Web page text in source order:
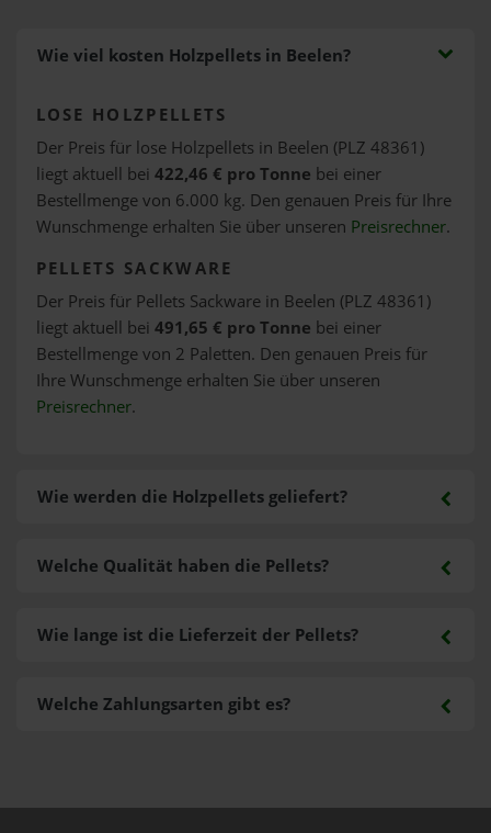
Wie viel kosten Holzpellets in Beelen?
LOSE HOLZPELLETS
Der Preis für lose Holzpellets in Beelen (PLZ 48361)
liegt aktuell bei 422,46 € pro Tonne bei einer
Bestellmenge von 6.000 kg. Den genauen Preis für Ihre
Wunschmenge erhalten Sie über unseren Preisrechner.
PELLETS SACKWARE
Der Preis für Pellets Sackware in Beelen (PLZ 48361)
liegt aktuell bei 491,65 € pro Tonne bei einer
Bestellmenge von 2 Paletten. Den genauen Preis für
Ihre Wunschmenge erhalten Sie über unseren
Preisrechner.
Wie werden die Holzpellets geliefert?
Welche Zahlungsarten gibt es?
Welche Qualität haben die Pellets?
Wie lange ist die Lieferzeit der Pellets?